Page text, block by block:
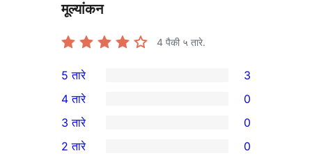
मूल्यांकन
4 पैकी ५ तारे.
3
5-
तारांकित
परीक्षणे
5 तारे 3
4-
तारांकित
4 तारे 0
0
3-
3 तारे 0
2 तारे 0